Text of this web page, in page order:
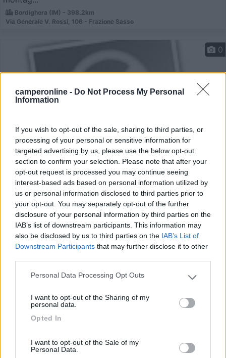
camperonline - Do Not Process My Personal
Information
If you wish to opt-out of the sale, sharing to third parties, or
processing of your personal or sensitive information for
targeted advertising by us, please use the below opt-out
section to confirm your selection. Please note that after your
opt-out request is processed you may continue seeing
interest-based ads based on personal information utilized by
us or personal information disclosed to third parties prior to
your opt-out. You may separately opt-out of the further
disclosure of your personal information by third parties on the
IAB’s list of downstream participants. This information may
also be disclosed by us to third parties on the IAB’s List of
Downstream Participants that may further disclose it to other
Please note that this website/app uses one or more Google
not limited to your visit or usage behaviour. You may click to
grant or deny consent to Google and its third-party tags to
use your data for below specified purposes in below Google
Personal Data Processing Opt Outs
I want to opt-out of the Sharing of my
personal data.
Opted In
I want to opt-out of the Sale of my
Personal Data.
Bordighera (IM) - 398.2km
Via Generale V. Rossi, 106 - Frazione Sasso
Area di sosta (PS)
0
Agriturismo Lo Couis
7 1
Servizi / Posizione
Sulla strada statale 27 per il Gran Paradiso. L'azienda a...